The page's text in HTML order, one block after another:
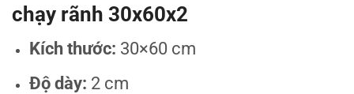
chạy rãnh 30x60x2
Kích thước: 30×60 cm
Độ dày: 2 cm